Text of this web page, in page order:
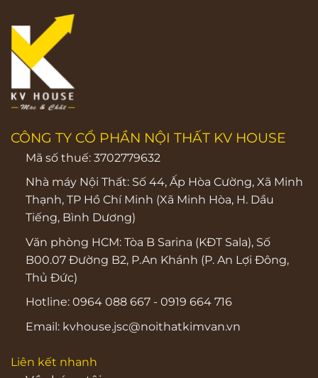
CÔNG TY CỔ PHẦN NỘI THẤT KV HOUSE
Mã số thuế: 3702779632
Nhà máy Nội Thất: Số 44, Ấp Hòa Cường, Xã Minh
Thạnh, TP Hồ Chí Minh (Xã Minh Hòa, H. Dầu
Tiếng, Bình Dương)
Văn phòng HCM: Tòa B Sarina (KĐT Sala), Số
B00.07 Đường B2, P.An Khánh (P. An Lợi Đông,
Thủ Đức)
Hotline: 0964 088 667- 0919 664 716
Email: kvhouse.jsc@noithatkimvan.vn
Liên kết nhanh